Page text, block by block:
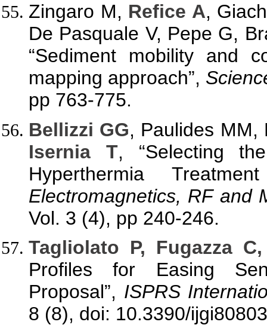
Zingaro M, Refice A,
De Pasquale V, Pepe G,
“Sediment mobility and
mapping approach”,
pp 763-775.
Bellizzi GG, Paulides
Isernia T, “Selecting
Hyperthermia
Electromagnetics, RF and
Vol. 3 (4), pp 240-246.
Tagliolato P, Fugazza
Profiles for Easing
Proposal”, ISPRS
8 (8), doi: 10.3390/